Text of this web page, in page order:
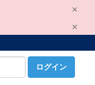
ログイン